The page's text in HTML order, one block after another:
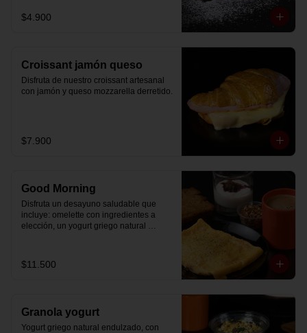
$4.900
Croissant jamón queso
Disfruta de nuestro croissant artesanal
con jamón y queso mozzarella derretido.
$7.900
Good Morning
Disfruta un desayuno saludable que
incluye: omelette con ingredientes a
elección, un yogurt griego natural
Breakfast y granola (endulzada con
miel), más un café o té a elección y un
$11.500
Granola yogurt
Yogurt griego natural endulzado, con